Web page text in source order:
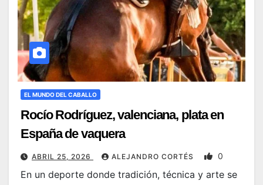
EL MUNDO DEL CABALLO
Rocío Rodríguez, valenciana, plata en
España de vaquera
ABRIL 25, 2026 ALEJANDRO CORTÉS 0
En un deporte donde tradición, técnica y arte se